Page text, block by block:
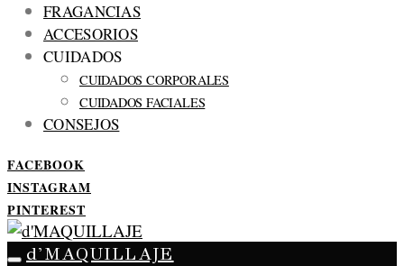
FRAGANCIAS
ACCESORIOS
CUIDADOS
CUIDADOS CORPORALES
CUIDADOS FACIALES
CONSEJOS
FACEBOOK
INSTAGRAM
PINTEREST
d'MAQUILLAJE